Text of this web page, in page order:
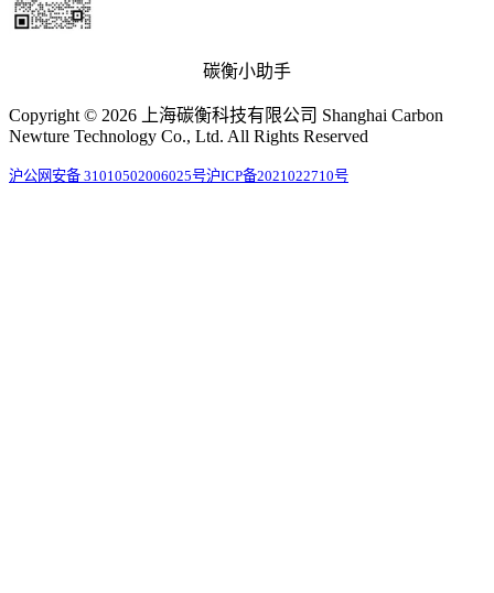
碳衡小助手
Copyright © 2026 上海碳衡科技有限公司 Shanghai Carbon
Newture Technology Co., Ltd. All Rights Reserved
沪公网安备 31010502006025号沪ICP备2021022710号